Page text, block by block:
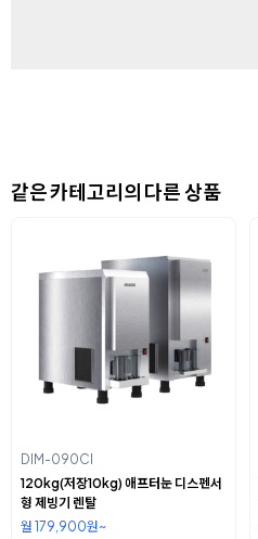
같은 카테고리의 다른 상품
DIM-090CI
120kg(저장10kg) 애프터눈 디스펜서
형 제빙기 렌탈
월 179,900원~